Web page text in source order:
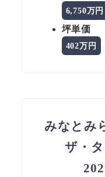
6,750万円
坪単価
402万円
みなとみ
ザ・